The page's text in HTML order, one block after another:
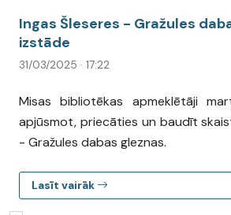
Ingas Šleseres - Gražules
izstāde
31/03/2025 · 17:22
Misas bibliotēkas apmeklētāji
apjūsmot, priecāties un baudīt
- Gražules dabas gleznas.
Lasīt vairāk